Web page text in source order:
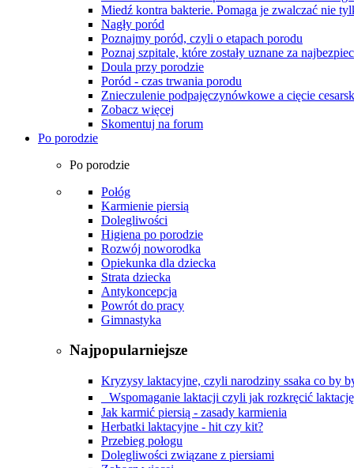
Miedź kontra bakterie. Pomaga je zwalczać nie
Nagły poród
Poznajmy poród, czyli o etapach porodu
Poznaj szpitale, które zostały uznane za
Doula przy porodzie
Poród - czas trwania porodu
Znieczulenie podpajęczynówkowe a cięcie
Zobacz więcej
Skomentuj na forum
Po porodzie
Po porodzie
Połóg
Karmienie piersią
Dolegliwości
Higiena po porodzie
Rozwój noworodka
Opiekunka dla dziecka
Strata dziecka
Antykoncepcja
Powrót do pracy
Gimnastyka
Najpopularniejsze
Kryzysy laktacyjne, czyli narodziny ssaka co by
Wspomaganie laktacji czyli jak rozkręcić
Jak karmić piersią - zasady karmienia
Herbatki laktacyjne - hit czy kit?
Przebieg połogu
Dolegliwości związane z piersiami